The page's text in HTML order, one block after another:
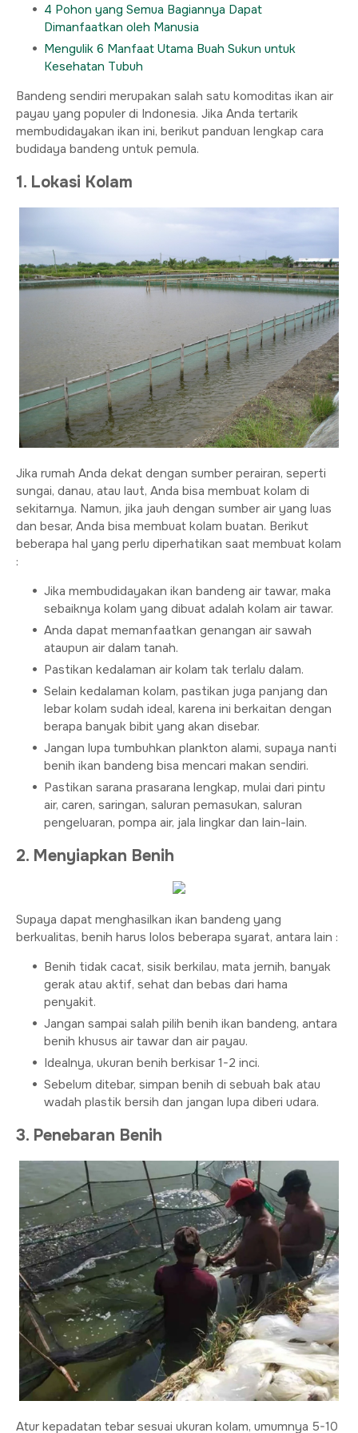
4 Pohon yang Semua Bagiannya Dapat
Dimanfaatkan oleh Manusia
Mengulik 6 Manfaat Utama Buah Sukun untuk
Kesehatan Tubuh
Bandeng sendiri merupakan salah satu komoditas ikan air
payau yang populer di Indonesia. Jika Anda tertarik
membudidayakan ikan ini, berikut panduan lengkap cara
budidaya bandeng untuk pemula.
1. Lokasi Kolam
Jika rumah Anda dekat dengan sumber perairan, seperti
sungai, danau, atau laut, Anda bisa membuat kolam di
sekitarnya. Namun, jika jauh dengan sumber air yang luas
dan besar, Anda bisa membuat kolam buatan. Berikut
beberapa hal yang perlu diperhatikan saat membuat kolam
:
Jika membudidayakan ikan bandeng air tawar, maka
sebaiknya kolam yang dibuat adalah kolam air tawar.
Anda dapat memanfaatkan genangan air sawah
ataupun air dalam tanah.
Pastikan kedalaman air kolam tak terlalu dalam.
Selain kedalaman kolam, pastikan juga panjang dan
lebar kolam sudah ideal, karena ini berkaitan dengan
berapa banyak bibit yang akan disebar.
Jangan lupa tumbuhkan plankton alami, supaya nanti
benih ikan bandeng bisa mencari makan sendiri.
Pastikan sarana prasarana lengkap, mulai dari pintu
air, caren, saringan, saluran pemasukan, saluran
pengeluaran, pompa air, jala lingkar dan lain-lain.
2. Menyiapkan Benih
Supaya dapat menghasilkan ikan bandeng yang
berkualitas, benih harus lolos beberapa syarat, antara lain :
Benih tidak cacat, sisik berkilau, mata jernih, banyak
gerak atau aktif, sehat dan bebas dari hama
penyakit.
Jangan sampai salah pilih benih ikan bandeng, antara
benih khusus air tawar dan air payau.
Idealnya, ukuran benih berkisar 1-2 inci.
Sebelum ditebar, simpan benih di sebuah bak atau
wadah plastik bersih dan jangan lupa diberi udara.
3. Penebaran Benih
Atur kepadatan tebar sesuai ukuran kolam, umumnya 5-10